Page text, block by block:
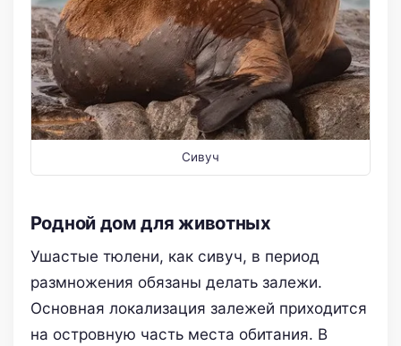
Сивуч
Родной дом для животных
Ушастые тюлени, как сивуч, в период
размножения обязаны делать залежи.
Основная локализация залежей приходится
на островную часть места обитания. В